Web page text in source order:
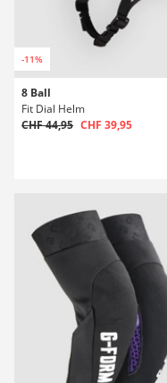
-11%
8 Ball
Fit Dial Helm
CHF 44,95 CHF 39,95